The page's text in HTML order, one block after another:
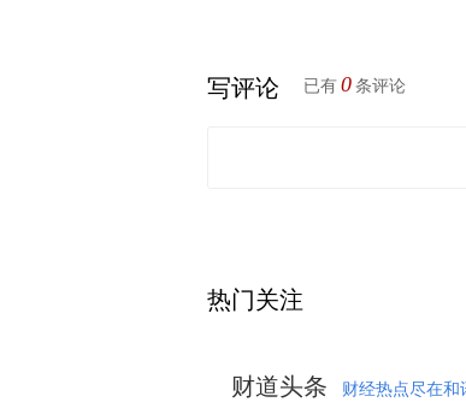
写评论 已有 0 条评论
热门关注
财道头条 财经热点尽在和